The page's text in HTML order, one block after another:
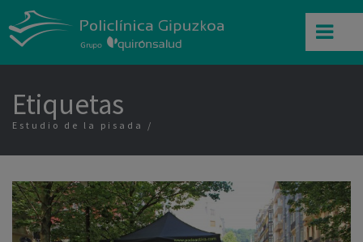
Etiquetas
Estudio de la pisada